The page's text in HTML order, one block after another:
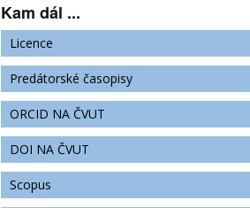
Kam dál ...
Licence
Predátorské časopisy
ORCID NA ČVUT
DOI NA ČVUT
Scopus